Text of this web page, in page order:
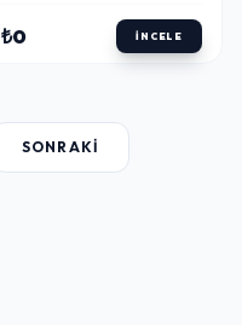
₺0 İNCELE
SONRAKI